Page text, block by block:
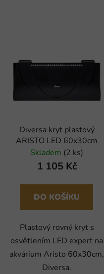
Diversa kryt plastový
ARISTO LED 60x30cm
Skladem (2 ks)
1 105 Kč
DO KOŠÍKU
Plastový rovný kryt s
osvětlením LED expert na
akvárium Aristo 60x30cm,
Diversa.